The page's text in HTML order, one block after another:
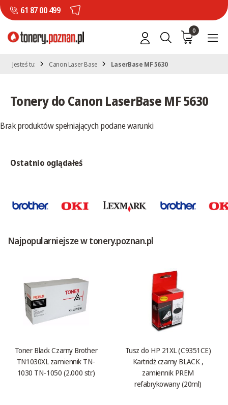
61 87 00 499
0
Jesteś tu: Canon Laser Base LaserBase MF 5630
Tonery do Canon LaserBase MF 5630
Brak produktów spełniających podane warunki
Ostatnio oglądałeś
Najpopularniejsze w tonery.poznan.pl
Toner Black Czarny Brother
TN1030XL zamiennik TN-
1030 TN-1050 (2.000 str.)
Tusz do HP 21XL (C9351CE)
Kartridż czarny BLACK ,
zamiennik PREM
refabrykowany (20ml)